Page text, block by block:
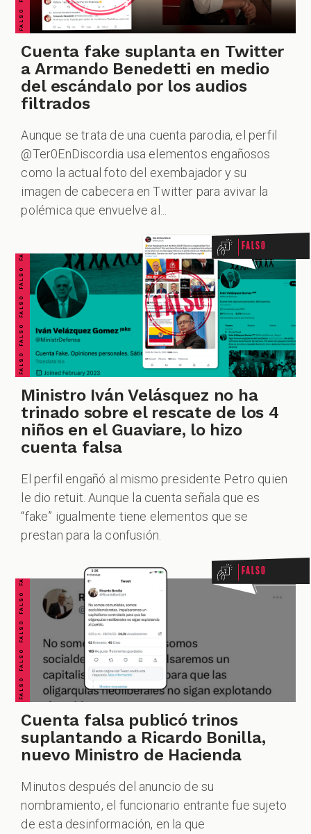
Cuenta fake suplanta en Twitter
a Armando Benedetti en medio
del escándalo por los audios
filtrados
Aunque se trata de una cuenta parodia, el perfil
@Ter0EnDiscordia usa elementos engañosos
como la actual foto del exembajador y su
imagen de cabecera en Twitter para avivar la
polémica que envuelve al...
FALSO FALSO FALSO FALSO FALSO FALSO FALSO Falso
Ministro Iván Velásquez no ha
trinado sobre el rescate de los 4
niños en el Guaviare, lo hizo
cuenta falsa
El perfil engañó al mismo presidente Petro quien
le dio retuit. Aunque la cuenta señala que es
“fake” igualmente tiene elementos que se
prestan para la confusión.
FALSO FALSO FALSO FALSO FALSO FALSO FALSO Falso
Cuenta falsa publicó trinos
suplantando a Ricardo Bonilla,
nuevo Ministro de Hacienda
Minutos después del anuncio de su
nombramiento, el funcionario entrante fue sujeto
de esta desinformación, en la que